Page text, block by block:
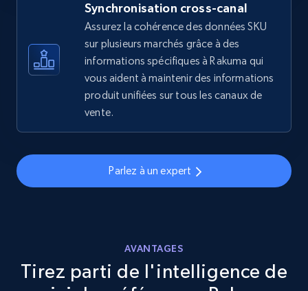
eBay - Gather data on products using
specified keywords
URL, Product id, Title, Seller name, Seller rating,
Seller reviews, Breadcrumbs, Root category, and
Seller reviews, Breadcrumbs, Root category, and
more.
Synchronisation cross-canal
Assurez la cohérence des données SKU
sur plusieurs marchés grâce à des
informations spécifiques à Rakuma qui
vous aident à maintenir des informations
produit unifiées sur tous les canaux de
vente.
Parlez à un expert
AVANTAGES
Tirez parti de l'intelligence de